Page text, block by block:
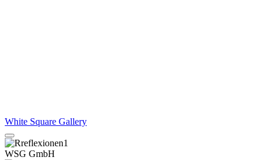
White Square Gallery
WSG GmbH